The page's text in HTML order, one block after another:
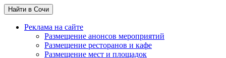
Найти в Сочи
Реклама на сайте
Размещение анонсов мероприятий
Размещение ресторанов и кафе
Размещение мест и площадок